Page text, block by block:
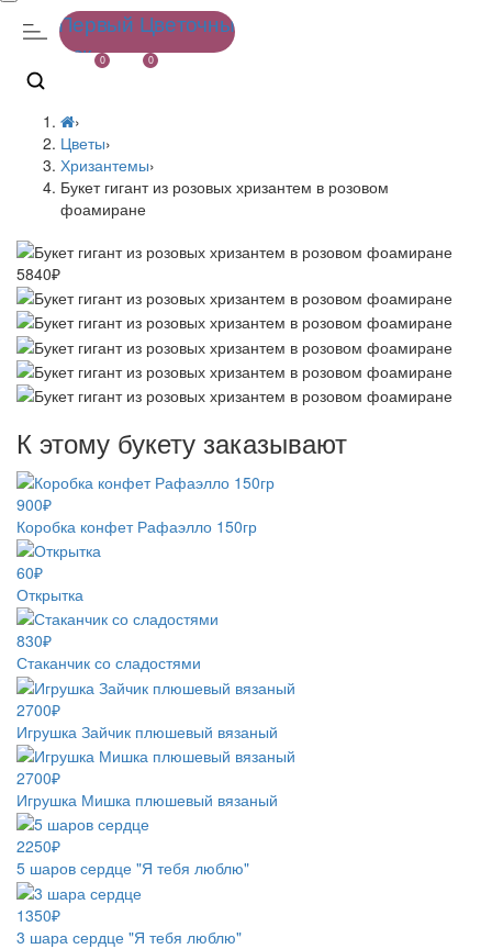
0 0
›
Цветы›
Хризантемы›
Букет гигант из розовых хризантем в розовом
фоамиране
5840₽
К этому букету заказывают
900₽
Коробка конфет Рафаэлло 150гр
60₽
Открытка
830₽
Стаканчик со сладостями
2700₽
Игрушка Зайчик плюшевый вязаный
2700₽
Игрушка Мишка плюшевый вязаный
2250₽
5 шаров сердце "Я тебя люблю"
1350₽
3 шара сердце "Я тебя люблю"